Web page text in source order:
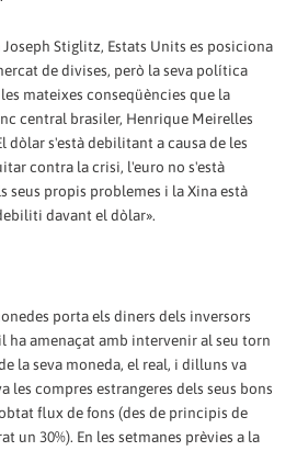
Stiglitz, Estats Units es posiciona
de divises, però la seva política
mateixes conseqüències que la
central brasiler, Henrique Meirelles
dòlar s'està debilitant a causa de les
contra la crisi, l'euro no s'està
seus propis problemes i la Xina està
davant el dòlar».
porta els diners dels inversors
ha amenaçat amb intervenir al seu torn
la seva moneda, el real, i dilluns va
les compres estrangeres dels seus bons
flux de fons (des de principis de
un 30%). En les setmanes prèvies a la